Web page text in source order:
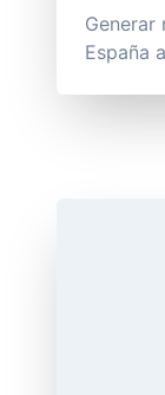
Generar
España